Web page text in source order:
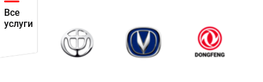
многое другое.
На складе автосервиса мастера без проблем
Все
услуги